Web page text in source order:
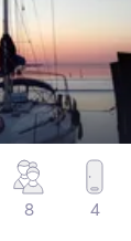
8 4